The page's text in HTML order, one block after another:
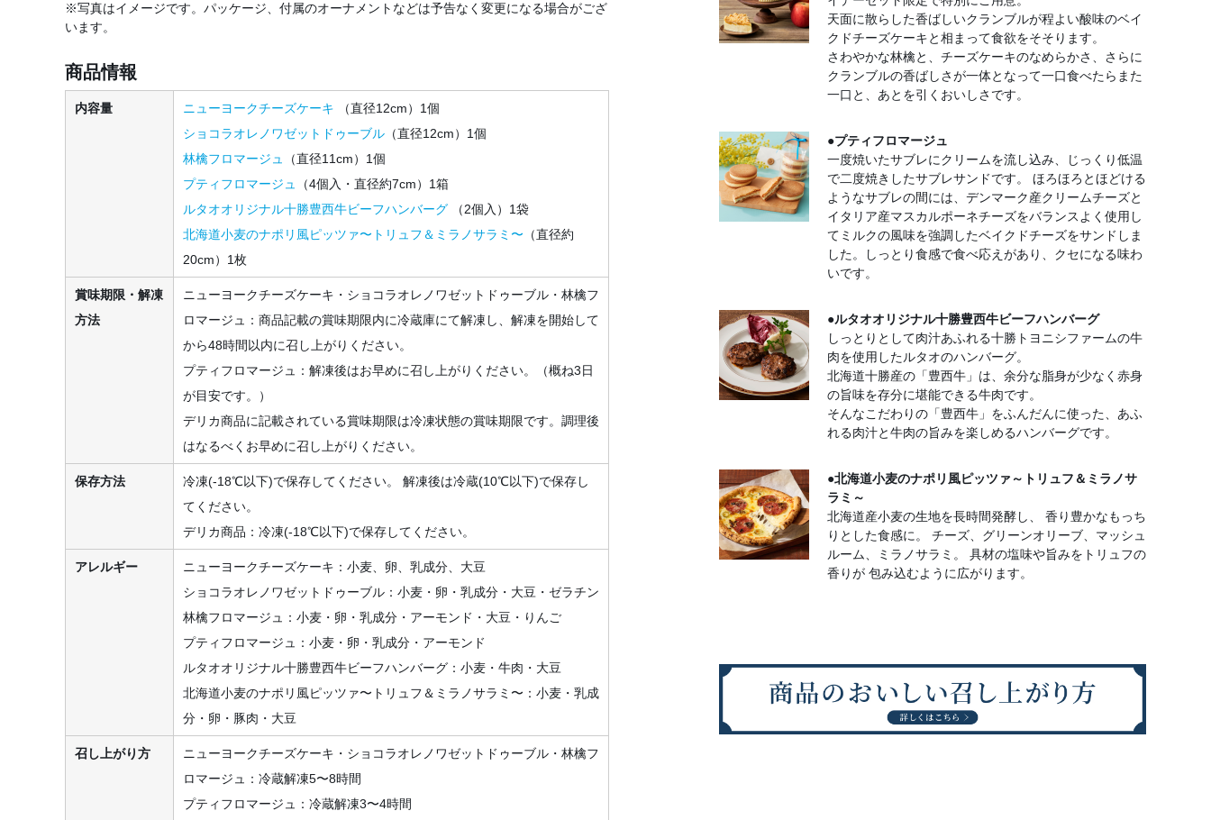
天面に散らした香ばしいクランブルが程よい酸味のベイ
クドチーズケーキと相まって食欲をそそります。
さわやかな林檎と、チーズケーキのなめらかさ、さらに
クランブルの香ばしさが一体となって一口食べたらまた
一口と、あとを引くおいしさです。
●プティフロマージュ
一度焼いたサブレにクリームを流し込み、じっくり低温
で二度焼きしたサブレサンドです。 ほろほろとほどける
ようなサブレの間には、デンマーク産クリームチーズと
イタリア産マスカルポーネチーズをバランスよく使用し
てミルクの風味を強調したベイクドチーズをサンドしま
した。しっとり食感で食べ応えがあり、クセになる味わ
いです。
●ルタオオリジナル十勝豊西牛ビーフハンバーグ
しっとりとして肉汁あふれる十勝トヨニシファームの牛
肉を使用したルタオのハンバーグ。
北海道十勝産の「豊西牛」は、余分な脂身が少なく赤身
の旨味を存分に堪能できる牛肉です。
そんなこだわりの「豊西牛」をふんだんに使った、あふ
れる肉汁と牛肉の旨みを楽しめるハンバーグです。
●北海道小麦のナポリ風ピッツァ～トリュフ＆ミラノサ
ラミ～
北海道産小麦の生地を長時間発酵し、 香り豊かなもっち
りとした食感に。 チーズ、グリーンオリーブ、マッシュ
ルーム、ミラノサラミ。 具材の塩味や旨みをトリュフの
香りが 包み込むように広がります。
※写真はイメージです。パッケージ、付属のオーナメントなどは予告なく変更になる場合がござ
います。
商品情報
内容量 ニューヨークチーズケーキ （直径12cm）1個
ショコラオレノワゼットドゥーブル （直径12cm）1個
林檎フロマージュ
（直径11cm）1個
プティフロマージュ
（4個入・直径約7cm）1箱
ルタオオリジナル十勝豊西牛ビーフハンバーグ （2個入）1袋
北海道小麦のナポリ風ピッツァ〜トリュフ＆ミラノサラミ〜 （直径約
20cm）1枚
賞味期限・解凍
方法
ニューヨークチーズケーキ・ショコラオレノワゼットドゥーブル・林檎フ
ロマージュ：商品記載の賞味期限内に冷蔵庫にて解凍し、解凍を開始して
から48時間以内に召し上がりください。
プティフロマージュ：解凍後はお早めに召し上がりください。（概ね3日
が目安です。）
デリカ商品に記載されている賞味期限は冷凍状態の賞味期限です。調理後
はなるべくお早めに召し上がりください。
保存方法
冷凍(-18℃以下)で保存してください。 解凍後は冷蔵(10℃以下)で保存し
てください。
デリカ商品：冷凍(-18℃以下)で保存してください。
アレルギー
ニューヨークチーズケーキ：小麦、卵、乳成分、大豆
ショコラオレノワゼットドゥーブル：小麦・卵・乳成分・大豆・ゼラチン
林檎フロマージュ：小麦・卵・乳成分・アーモンド・大豆・りんご
プティフロマージュ：小麦・卵・乳成分・アーモンド
ルタオオリジナル十勝豊西牛ビーフハンバーグ：小麦・牛肉・大豆
北海道小麦のナポリ風ピッツァ〜トリュフ＆ミラノサラミ〜：小麦・乳成
分・卵・豚肉・大豆
召し上がり方
ニューヨークチーズケーキ・ショコラオレノワゼットドゥーブル・林檎フ
ロマージュ：冷蔵解凍5〜8時間
プティフロマージュ：冷蔵解凍3〜4時間